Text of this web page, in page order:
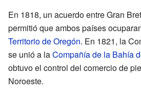
En 1818, un acuerdo entre Gran
permitió que ambos países
Territorio de Oregón. En 1821, la
se unió a laCompañía de la Bahía
obtuvo el control del comercio de
Noroeste.